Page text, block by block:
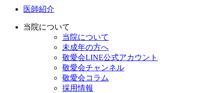
医師紹介
当院について
当院について
未成年の方へ
敬愛会LINE公式アカウント
敬愛会チャンネル
敬愛会コラム
採用情報